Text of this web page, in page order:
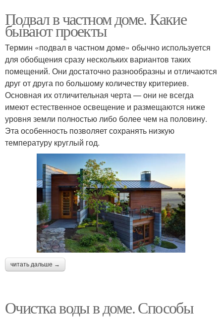
Подвал в частном доме. Какие
бывают проекты
Термин «подвал в частном доме» обычно используется
для обобщения сразу нескольких вариантов таких
помещений. Они достаточно разнообразны и отличаются
друг от друга по большому количеству критериев.
Основная их отличительная черта — они не всегда
имеют естественное освещение и размещаются ниже
уровня земли полностью либо более чем на половину.
Эта особенность позволяет сохранять низкую
температуру круглый год.
читать дальше →
Очистка воды в доме. Способы